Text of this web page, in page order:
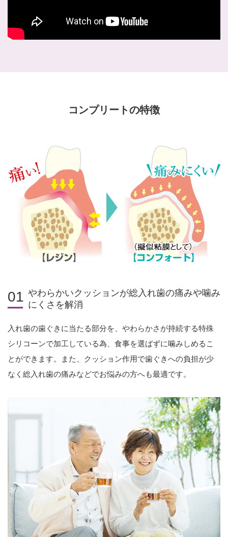
コンプリートの特徴
01 やわらかいクッションが総入れ歯の痛みや噛み
にくさを解消
入れ歯の歯ぐきに当たる部分を、やわらかさが持続する特殊
シリコーンで加工している為、食事を選ばずに噛みしめるこ
とができます。また、クッション作用で歯ぐきへの負担が少
なく総入れ歯の痛みなどでお悩みの方へも最適です。